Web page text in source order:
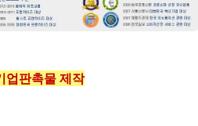
업판촉물 제작